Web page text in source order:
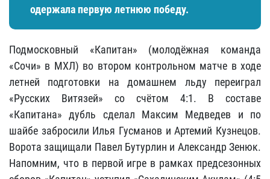
одержала первую летнюю победу.
Подмосковный «Капитан» (молодёжная команда
«Сочи» в МХЛ) во втором контрольном матче в ходе
летней подготовки на домашнем льду переиграл
«Русских Витязей» со счётом 4:1. В составе
«Капитана» дубль сделал Максим Медведев и по
шайбе забросили Илья Гусманов и Артемий Кузнецов.
Ворота защищали Павел Бутурлин и Александр Зенюк.
Напомним, что в первой игре в рамках предсезонных